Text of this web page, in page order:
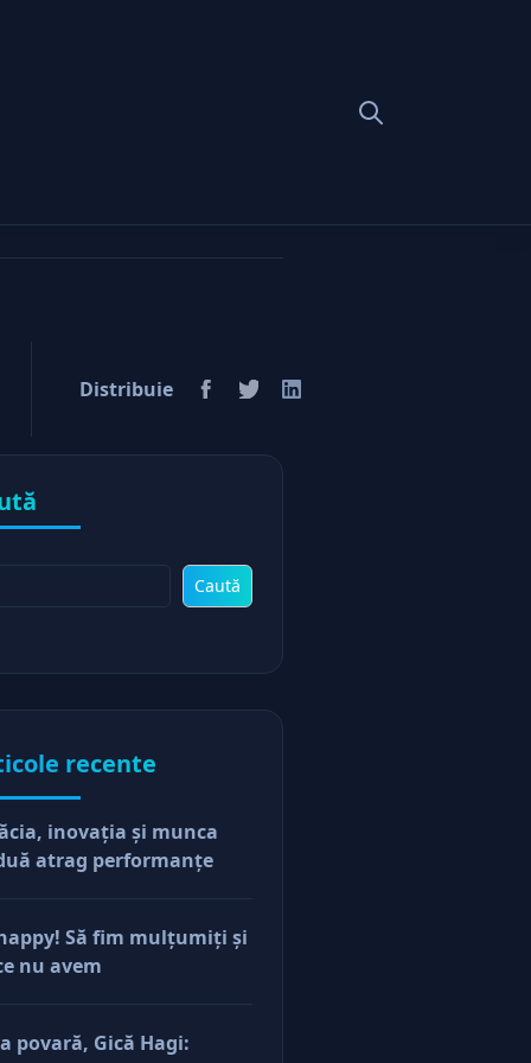
Distribuie
Caută
recente
inovaţia şi munca
atrag performanţe
Să fim mulţumiţi şi
nu avem
povară, Gică Hagi: